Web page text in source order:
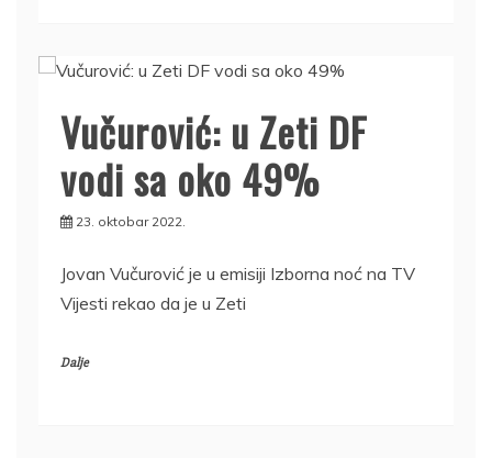
Vučurović: u Zeti DF
vodi sa oko 49%
23. oktobar 2022.
Jovan Vučurović je u emisiji Izborna noć na TV
Vijesti rekao da je u Zeti
Dalje